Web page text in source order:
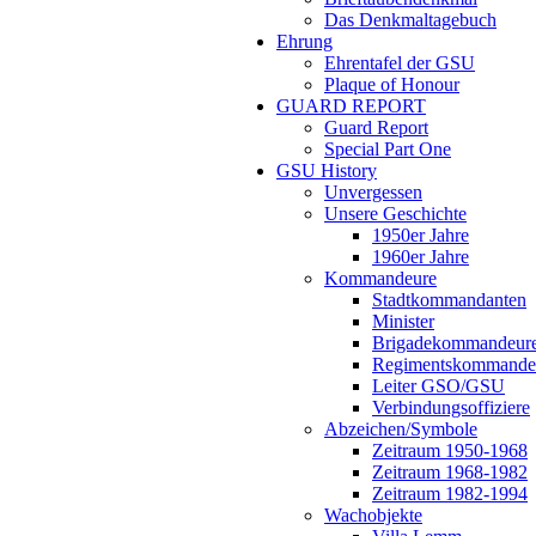
Das Denkmaltagebuch
Ehrung
Ehrentafel der GSU
Plaque of Honour
GUARD REPORT
Guard Report
Special Part One
GSU History
Unvergessen
Unsere Geschichte
1950er Jahre
1960er Jahre
Kommandeure
Stadtkommandanten
Minister
Leiter GSO/GSU
Verbindungsoffiziere
Abzeichen/Symbole
Zeitraum 1950-1968
Zeitraum 1968-1982
Zeitraum 1982-1994
Wachobjekte